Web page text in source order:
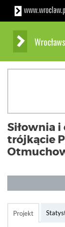
Siłownia
trójkącie
Projekt